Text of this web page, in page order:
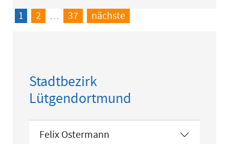
1 2 … 37 nächste
Stadtbezirk
Lütgendortmund
Felix Ostermann